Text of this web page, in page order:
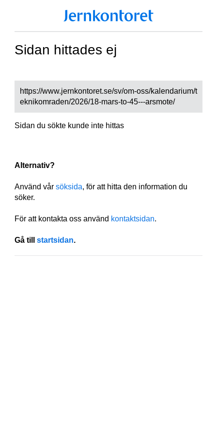
Sidan hittades ej
https://www.jernkontoret.se/sv/om-oss/kalendarium/t
eknikomraden/2026/18-mars-to-45---arsmote/
Sidan du sökte kunde inte hittas
Alternativ?
Använd vår söksida, för att hitta den information du
söker.
För att kontakta oss använd kontaktsidan.
Gå till startsidan.